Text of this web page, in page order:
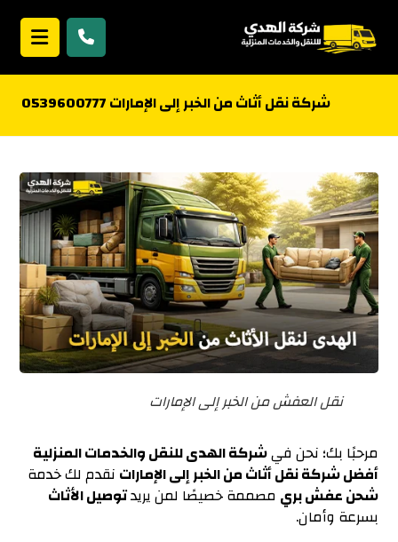
شركة نقل أثاث من الخبر إلى الإمارات 0539600777
نقل العفش من الخبر إلى الإمارات
مرحبًا بك؛ نحن فيشركة الهدى للنقل والخدمات المنزلية
أفضل شركة نقل أثاث من الخبر إلى الإمارات نقدم لك خدمة
شحن عفش بري مصممة خصيصًا لمن يريدتوصيل الأثاث
بسرعة وأمان.